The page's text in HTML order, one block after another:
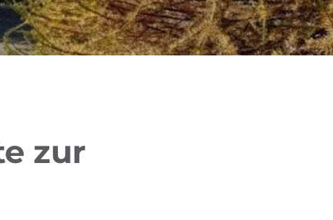
WANN?
-
zur